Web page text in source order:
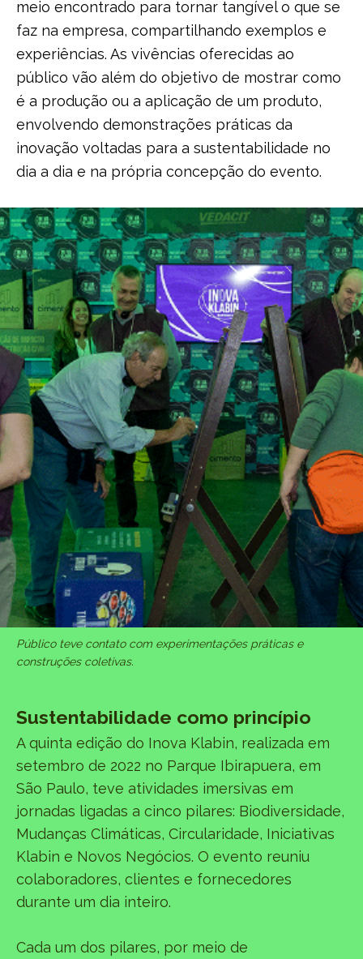
meio encontrado para tornar tangível o que se
faz na empresa, compartilhando exemplos e
experiências. As vivências oferecidas ao
público vão além do objetivo de mostrar como
é a produção ou a aplicação de um produto,
envolvendo demonstrações práticas da
inovação voltadas para a sustentabilidade no
dia a dia e na própria concepção do evento.
Público teve contato com experimentações práticas e
construções coletivas.
Sustentabilidade como princípio
A quinta edição do Inova Klabin, realizada em
setembro de 2022 no Parque Ibirapuera, em
São Paulo, teve atividades imersivas em
jornadas ligadas a cinco pilares: Biodiversidade,
Mudanças Climáticas, Circularidade, Iniciativas
Klabin e Novos Negócios. O evento reuniu
colaboradores, clientes e fornecedores
durante um dia inteiro.
Cada um dos pilares, por meio de